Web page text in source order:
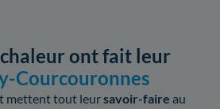
chaleur ont fait leur
Courcouronnes
mettent tout leursavoir-faire au